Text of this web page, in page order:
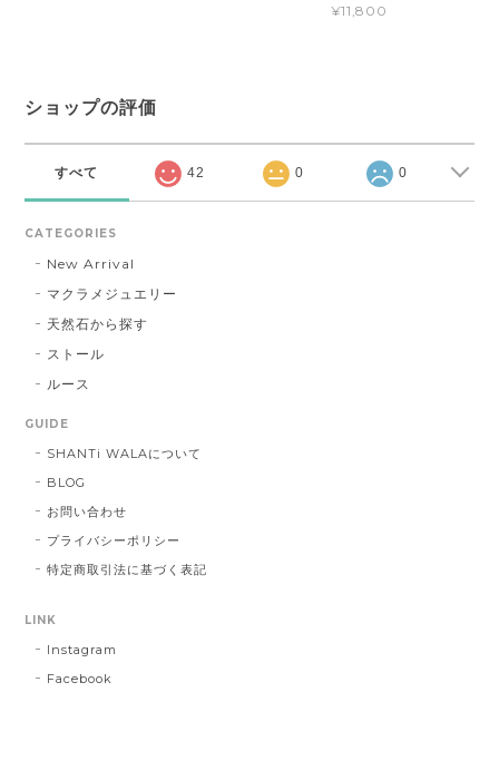
¥11,800
ショップの評価
すべて 42 0 0
CATEGORIES
New Arrival
マクラメジュエリー
天然石から探す
ストール
ルース
GUIDE
SHANTi WALAについて
BLOG
お問い合わせ
プライバシーポリシー
特定商取引法に基づく表記
LINK
Instagram
Facebook